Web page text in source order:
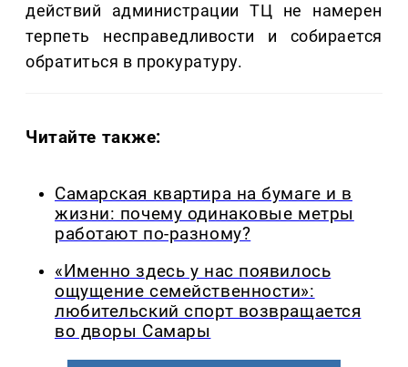
действий администрации ТЦ не намерен
терпеть несправедливости и собирается
обратиться в прокуратуру.
Читайте также:
Самарская квартира на бумаге и в
жизни: почему одинаковые метры
работают по-разному?
«Именно здесь у нас появилось
ощущение семейственности»:
любительский спорт возвращается
во дворы Самары